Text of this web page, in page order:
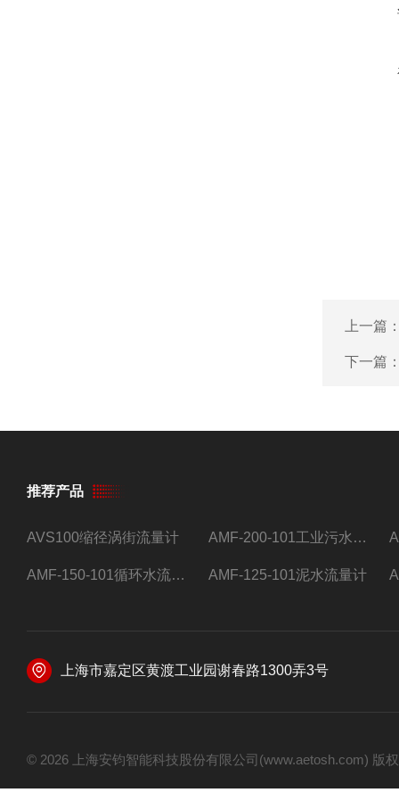
上一篇
下一篇
推荐产品
AVS100缩径涡街流量计 AMF-200-101工业污水流量计
AMF-150-101循环水流量计,电磁流量计 AMF-125-101泥水流量计
上海市嘉定区黄渡工业园谢春路1300弄3号
© 2026 上海安钧智能科技股份有限公司(www.aetosh.com)